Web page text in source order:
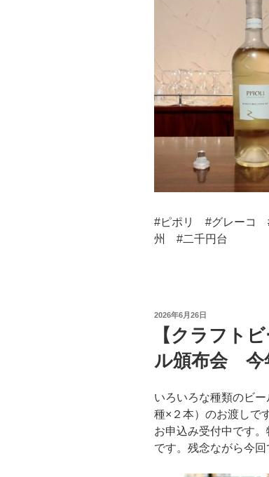
#ピポリ #グレーコ
州 #二千円台
投
2026年6月26日
【クラフト
ル頒布会 今
いろいろな種類のビ
種×２本）のお渡しで
お申込み受付中です
です。残念ながら今回